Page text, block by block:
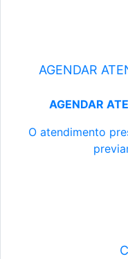
AGENDAR
AGENDAR
O atendimento